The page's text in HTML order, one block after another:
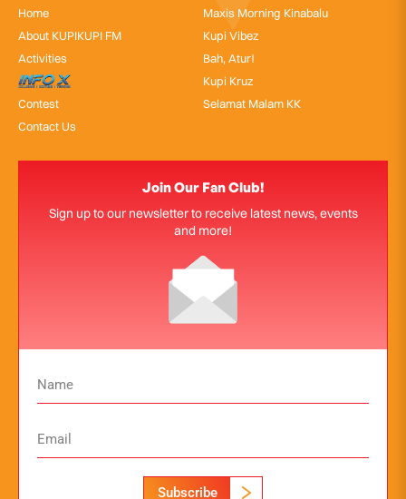
Home
About KUPIKUPI FM
Activities
InfoX
Contest
Contact Us
Maxis Morning Kinabalu
Kupi Vibez
Bah, Atur!
Kupi Kruz
Selamat Malam KK
Join Our Fan Club!
Sign up to our newsletter to receive latest news, events
and more!
Subscribe